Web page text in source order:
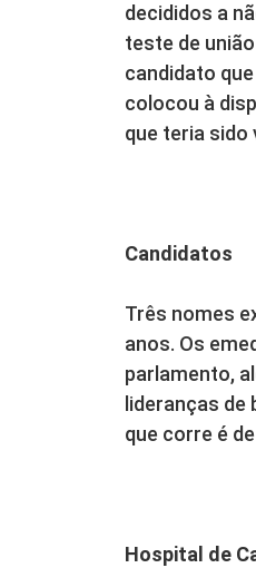
decididos a
teste de
candidato
colocou à
que teria sido
Candidatos
Três nomes
anos. Os
parlamento,
lideranças
que corre é
Hospital de